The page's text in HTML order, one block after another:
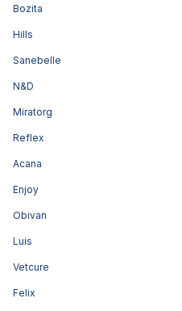
Bozita
Hills
Sanebelle
N&D
Miratorg
Reflex
Acana
Enjoy
Obivan
Luis
Vetcure
Felix